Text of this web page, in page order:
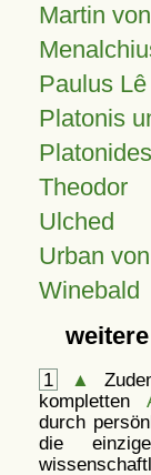
Martin
Paulus
Platonis
Theodor
Ulched
Urban
Winebald
1 ▲
kompletten
durch
die